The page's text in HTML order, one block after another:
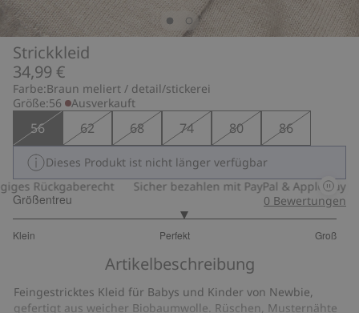
Strickkleid
34,99 €
Farbe:Braun meliert / detail/stickerei
Größe:56 Ausverkauft
56 62 68 74 80 86
Dieses Produkt ist nicht länger verfügbar
Rückgaberecht
Sicher bezahlen mit PayPal & Apple Pay
Größentreu
Klein Perfekt Groß
von
19
Bewertungen
0 Bewertungen
Artikelbeschreibung
Feingestricktes Kleid für Babys und Kinder von Newbie,
gefertigt aus weicher Biobaumwolle. Rüschen, Musternähte